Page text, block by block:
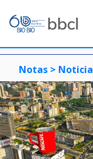
Notas > Noticia